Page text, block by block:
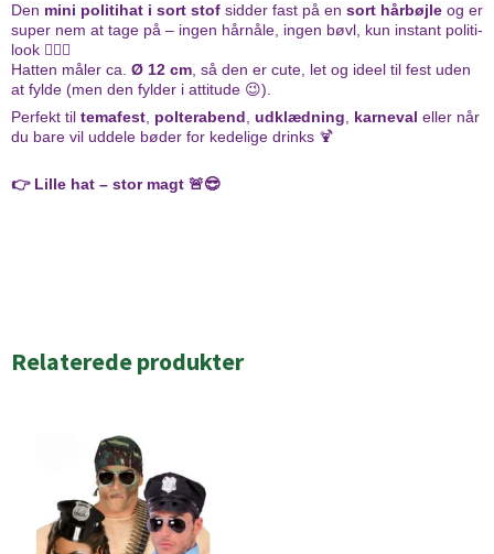
Den mini politihat i sort stof sidder fast på en sort hårbøjle og er
super nem at tage på – ingen hårnåle, ingen bøvl, kun instant politi-
look 👮‍♂️✨
Hatten måler ca. Ø 12 cm, så den er cute, let og ideel til fest uden
at fylde (men den fylder i attitude 😉).
Perfekt til temafest, polterabend, udklædning, karneval eller når
du bare vil uddele bøder for kedelige drinks 🍹
👉 Lille hat – stor magt 🚨😎
Relaterede produkter